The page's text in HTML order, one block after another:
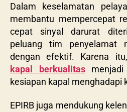
Dalam keselamatan
membantu mempercepat
cepat sinyal darurat
peluang tim penyelamat
dengan efektif. Karena
kapal berkualitasmenjadi
kesiapan kapal menghadapi
EPIRB juga mendukung